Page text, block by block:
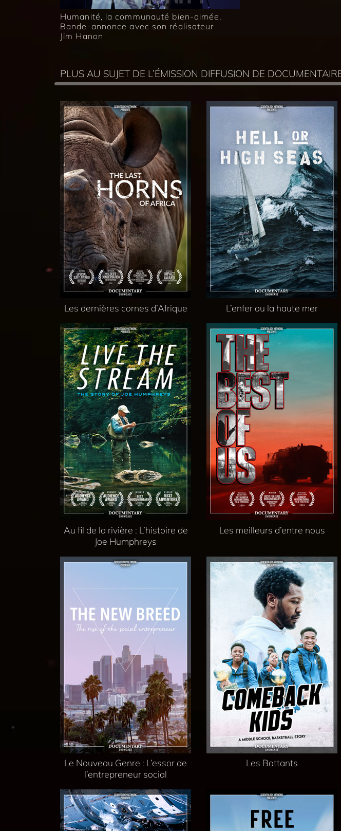
Humanité, la communauté bien-aimée,
Bande-annonce avec son réalisateur
Jim Hanon
PLUS AU SUJET DE L’ÉMISSION DIFFUSION DE
Les dernières cornes d’Afrique L’enfer ou la haute mer
Au fil de la rivière : L’histoire de
Joe Humphreys
Les meilleurs d’entre nous
Le Nouveau Genre : L’essor de
l’entrepreneur social
Les Battants